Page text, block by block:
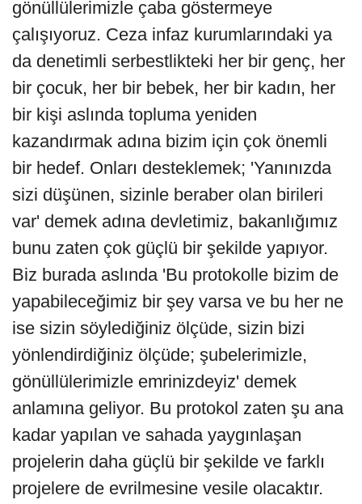
gönüllülerimizle çaba göstermeye
çalışıyoruz. Ceza infaz kurumlarındaki ya
da denetimli serbestlikteki her bir genç, her
bir çocuk, her bir bebek, her bir kadın, her
bir kişi aslında topluma yeniden
kazandırmak adına bizim için çok önemli
bir hedef. Onları desteklemek; 'Yanınızda
sizi düşünen, sizinle beraber olan birileri
var' demek adına devletimiz, bakanlığımız
bunu zaten çok güçlü bir şekilde yapıyor.
Biz burada aslında 'Bu protokolle bizim de
yapabileceğimiz bir şey varsa ve bu her ne
ise sizin söylediğiniz ölçüde, sizin bizi
yönlendirdiğiniz ölçüde; şubelerimizle,
gönüllülerimizle emrinizdeyiz' demek
anlamına geliyor. Bu protokol zaten şu ana
kadar yapılan ve sahada yaygınlaşan
projelerin daha güçlü bir şekilde ve farklı
projelere de evrilmesine vesile olacaktır.